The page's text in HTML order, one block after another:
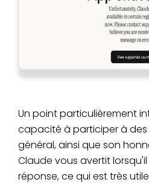
Un point particulièrement
capacité à participer à des
général, ainsi que son
Claude vous avertit
réponse, ce qui est très